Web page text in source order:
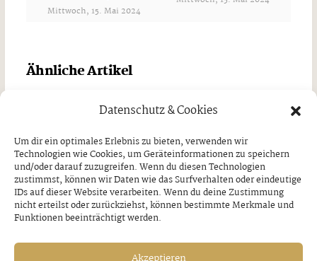
Datenschutz & Cookies
Um dir ein optimales Erlebnis zu bieten, verwenden wir
Technologien wie Cookies, um Geräteinformationen zu speichern
und/oder darauf zuzugreifen. Wenn du diesen Technologien
zustimmst, können wir Daten wie das Surfverhalten oder eindeutige
IDs auf dieser Website verarbeiten. Wenn du deine Zustimmung
nicht erteilst oder zurückziehst, können bestimmte Merkmale und
Funktionen beeinträchtigt werden.
Mittwoch, 15. Mai 2024
Ähnliche Artikel